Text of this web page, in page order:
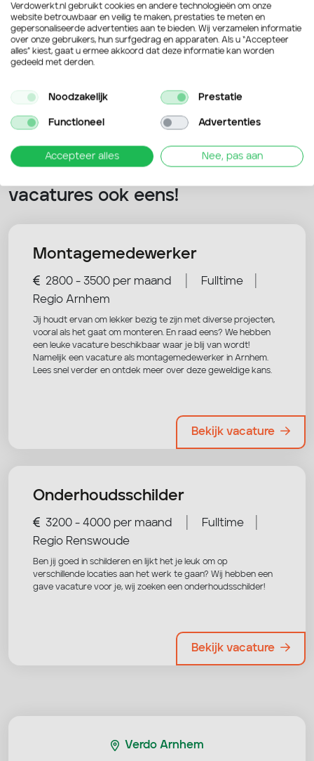
Verstuur je sollicitatie
vacatures ook eens!
Montagemedewerker
2800 - 3500 per maand Fulltime
Regio Arnhem
Jij houdt ervan om lekker bezig te zijn met diverse projecten,
vooral als het gaat om monteren. En raad eens? We hebben
een leuke vacature beschikbaar waar je blij van wordt!
Namelijk een vacature als montagemedewerker in Arnhem.
Lees snel verder en ontdek meer over deze geweldige kans.
Bekijk vacature
Onderhoudsschilder
3200 - 4000 per maand Fulltime
Regio Renswoude
Ben jij goed in schilderen en lijkt het je leuk om op
verschillende locaties aan het werk te gaan? Wij hebben een
gave vacature voor je, wij zoeken een onderhoudsschilder!
Bekijk vacature
Verdo Arnhem
Verdowerkt.nl gebruikt cookies en andere technologieën om onze
website betrouwbaar en veilig te maken, prestaties te meten en
gepersonaliseerde advertenties aan te bieden. Wij verzamelen informatie
over onze gebruikers, hun surfgedrag en apparaten. Als u “Accepteer
alles” kiest, gaat u ermee akkoord dat deze informatie kan worden
gedeeld met derden.
Noodzakelijk Prestatie
Functioneel Advertenties
Accepteer alles Nee, pas aan